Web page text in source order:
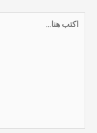
اكتب
هنا...